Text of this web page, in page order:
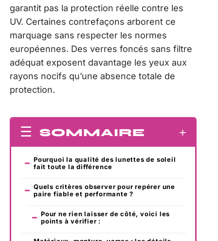
garantit pas la protection réelle contre les
UV. Certaines contrefaçons arborent ce
marquage sans respecter les normes
européennes. Des verres foncés sans filtre
adéquat exposent davantage les yeux aux
rayons nocifs qu’une absence totale de
protection.
SOMMAIRE
Pourquoi la qualité des lunettes de soleil
fait toute la différence
Quels critères observer pour repérer une
paire fiable et performante ?
Pour ne rien laisser de côté, voici les
points à vérifier :